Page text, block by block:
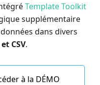
Template Toolkit
supplémentaire
dans divers
CSV.
à la DÉMO